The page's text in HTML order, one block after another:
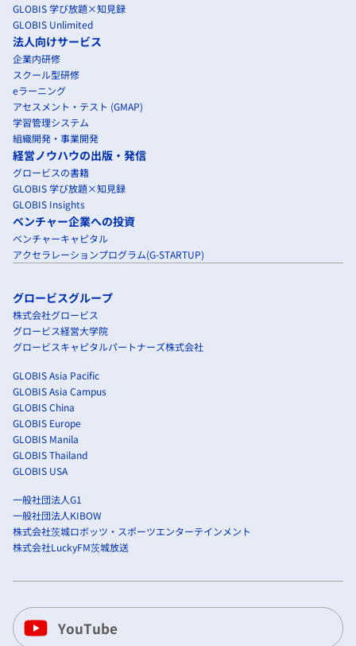
GLOBIS 学び放題×知見録
GLOBIS Unlimited
法人向けサービス
企業内研修
スクール型研修
eラーニング
アセスメント・テスト (GMAP)
学習管理システム
組織開発・事業開発
経営ノウハウの出版・発信
グロービスの書籍
GLOBIS 学び放題×知見録
GLOBIS Insights
ベンチャー企業への投資
ベンチャーキャピタル
アクセラレーションプログラム(G-STARTUP)
グロービスグループ
株式会社グロービス
グロービス経営大学院
グロービスキャピタルパートナーズ株式会社
GLOBIS Asia Pacific
GLOBIS Asia Campus
GLOBIS China
GLOBIS Europe
GLOBIS Manila
GLOBIS Thailand
GLOBIS USA
一般社団法人G1
一般社団法人KIBOW
株式会社茨城ロボッツ・スポーツエンターテインメント
株式会社LuckyFM茨城放送
YouTube